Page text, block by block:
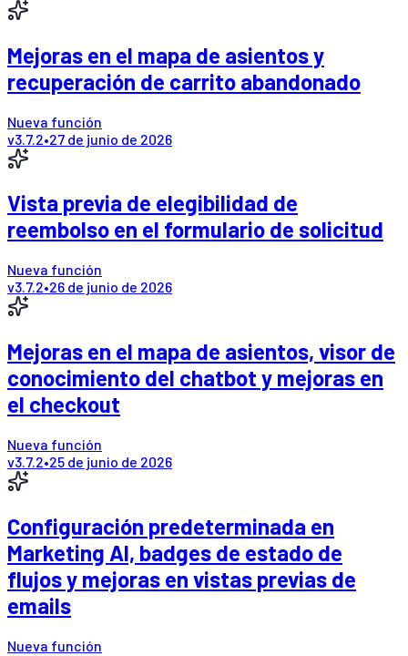
Mejoras en el mapa de asientos y
recuperación de carrito abandonado
Nueva función
v3.7.2•27 de junio de 2026
Vista previa de elegibilidad de
reembolso en el formulario de solicitud
Nueva función
v3.7.2•26 de junio de 2026
Mejoras en el mapa de asientos, visor de
conocimiento del chatbot y mejoras en
el checkout
Nueva función
v3.7.2•25 de junio de 2026
Configuración predeterminada en
Marketing AI, badges de estado de
flujos y mejoras en vistas previas de
emails
Nueva función